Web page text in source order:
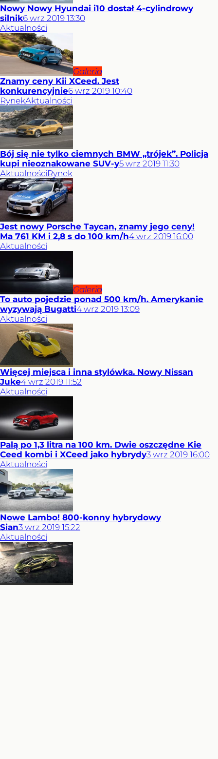
Nowy Nowy Hyundai i10 dostał 4-cylindrowy
silnik6 wrz 2019 13:30
Aktualności
Galeria
Znamy ceny Kii XCeed. Jest
konkurencyjnie6 wrz 2019 10:40
RynekAktualności
Bój się nie tylko ciemnych BMW „trójek”. Policja
kupi nieoznakowane SUV-y5 wrz 2019 11:30
AktualnościRynek
Jest nowy Porsche Taycan, znamy jego ceny!
Ma 761 KM i 2,8 s do 100 km/h4 wrz 2019 16:00
Aktualności
Galeria
To auto pojedzie ponad 500 km/h. Amerykanie
wyzywają Bugatti4 wrz 2019 13:09
Aktualności
Więcej miejsca i inna stylówka. Nowy Nissan
Juke4 wrz 2019 11:52
Aktualności
Palą po 1,3 litra na 100 km. Dwie oszczędne Kie
Ceed kombi i XCeed jako hybrydy3 wrz 2019 16:00
Aktualności
Nowe Lambo! 800-konny hybrydowy
Sian3 wrz 2019 15:22
Aktualności